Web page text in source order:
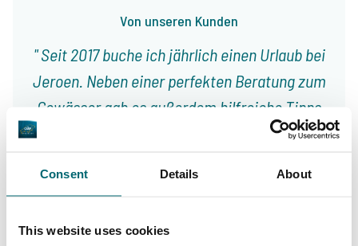
Consent Details About
This website uses cookies
Von unseren Kunden
Seit 2017 buche ich jährlich einen Urlaub bei
Jeroen. Neben einer perfekten Beratung zum
Gewässer gab es außerdem hilfreiche Tipps
und Tricks, welche schnell zum Erfolg geführt
perfekten Urlaub, mehr geht wirklich nicht!
9/10